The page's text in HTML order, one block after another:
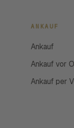
ANKAUF
Ankauf
Ankauf vor
Ankauf per